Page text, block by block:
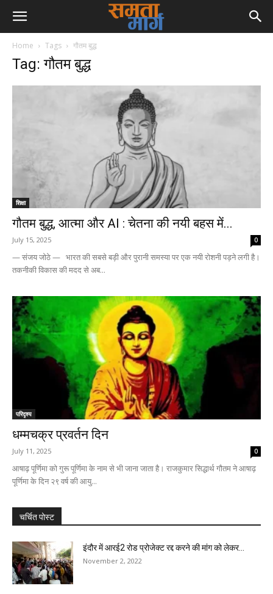
Home Tags गौतम बुद्ध
Tag: गौतम बुद्ध
शिक्षा
गौतम बुद्ध, आत्मा और AI : चेतना की नयी बहस में...
July 15, 2025 0
— संजय जोठे — भारत की सबसे बड़ी और पुरानी समस्या पर एक नयी रोशनी पड़ने लगी है।
तकनीकी विकास की मदद से अब...
परिदृश्य
धम्मचक्र प्रवर्तन दिन
July 11, 2025 0
आषाढ़ पूर्णिमा को गुरू पूर्णिमा के नाम से भी जाना जाता है। राजकुमार सिद्धार्थ गौतम ने आषाढ़
पूर्णिमा के दिन २९ वर्ष की आयु...
चर्चित पोस्ट
इंदौर में आरई2 रोड प्रोजेक्ट रद्द करने की मांग को लेकर...
November 2, 2022